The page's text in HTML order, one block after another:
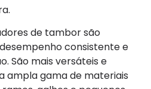
de tambor são
consistente e
São mais versáteis e
ampla gama de materiais